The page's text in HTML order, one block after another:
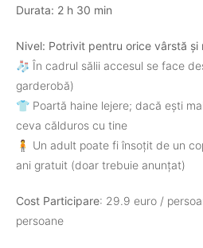
Durata: 2 h 30 min
Nivel: Potrivit pentru orice vârstă
🧦 În cadrul sălii accesul se face
garderobă)
👕 Poartă haine lejere; dacă ești
ceva călduros cu tine
🧍 Un adult poate fi însoțit de un
ani gratuit (doar trebuie anunțat)
Cost Participare: 29.9 euro /
persoane